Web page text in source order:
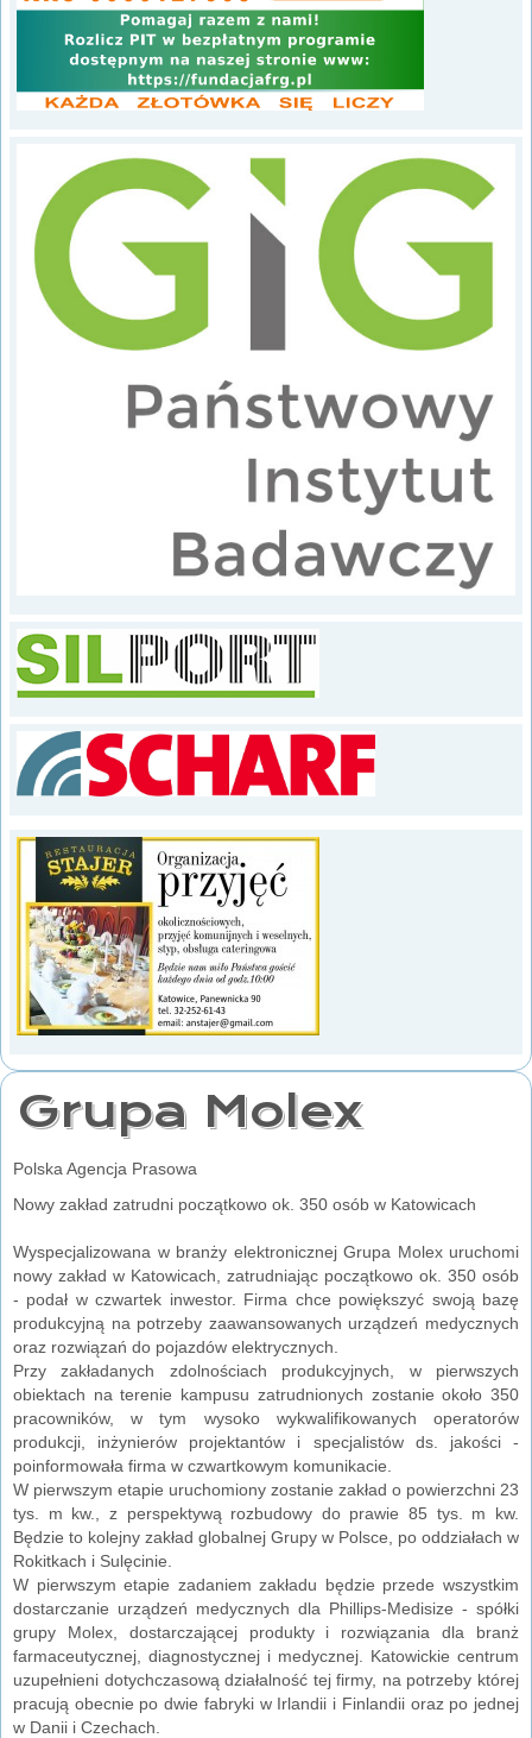
Grupa Molex
Polska Agencja Prasowa
Nowy zakład zatrudni początkowo ok. 350 osób w Katowicach
Wyspecjalizowana w branży elektronicznej Grupa Molex uruchomi
nowy zakład w Katowicach, zatrudniając początkowo ok. 350 osób
- podał w czwartek inwestor. Firma chce powiększyć swoją bazę
produkcyjną na potrzeby zaawansowanych urządzeń medycznych
oraz rozwiązań do pojazdów elektrycznych.
Przy zakładanych zdolnościach produkcyjnych, w pierwszych
obiektach na terenie kampusu zatrudnionych zostanie około 350
pracowników, w tym wysoko wykwalifikowanych operatorów
produkcji, inżynierów projektantów i specjalistów ds. jakości -
poinformowała firma w czwartkowym komunikacie.
W pierwszym etapie uruchomiony zostanie zakład o powierzchni 23
tys. m kw., z perspektywą rozbudowy do prawie 85 tys. m kw.
Będzie to kolejny zakład globalnej Grupy w Polsce, po oddziałach w
Rokitkach i Sulęcinie.
W pierwszym etapie zadaniem zakładu będzie przede wszystkim
dostarczanie urządzeń medycznych dla Phillips-Medisize - spółki
grupy Molex, dostarczającej produkty i rozwiązania dla branż
farmaceutycznej, diagnostycznej i medycznej. Katowickie centrum
uzupełnieni dotychczasową działalność tej firmy, na potrzeby której
pracują obecnie po dwie fabryki w Irlandii i Finlandii oraz po jednej
w Danii i Czechach.